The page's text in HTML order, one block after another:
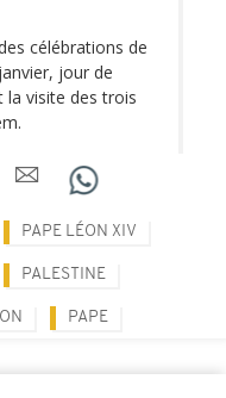
célébrations de
jour de
la visite des trois
PAPE LÉON XIV
PALESTINE
PAPE